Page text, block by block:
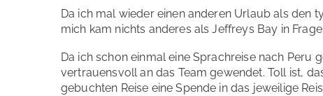
Da ich mal wieder einen anderen Urlaub als den
mich kam nichts anderes als Jeffreys Bay in
Da ich schon einmal eine Sprachreise nach
vertrauensvoll an das Team gewendet. Toll ist,
gebuchten Reise eine Spende in das jeweilige